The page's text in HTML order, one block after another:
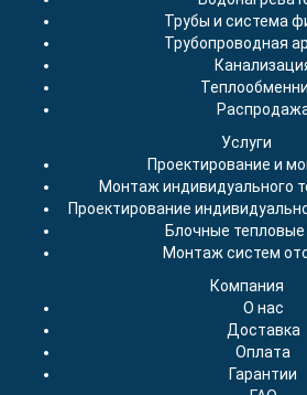
Трубы и система
Трубопроводная
Услуги
Проектирование и
Монтаж индивидуального
Проектирование
Блочные тепловые
Монтаж систем
Компания
О нас
Доставка
Оплата
Гарантии